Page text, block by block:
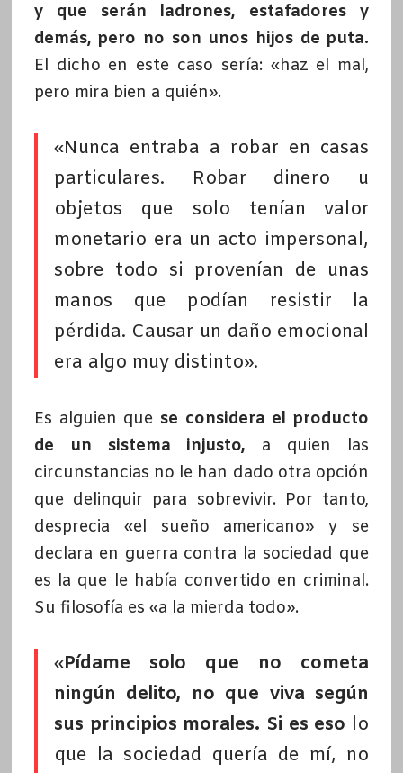
y que serán ladrones, estafadores y
demás, pero no son unos hijos de puta.
El dicho en este caso sería: «haz el mal,
pero mira bien a quién».
«Nunca entraba a robar en casas
particulares. Robar dinero u
objetos que solo tenían valor
monetario era un acto impersonal,
sobre todo si provenían de unas
manos que podían resistir la
pérdida. Causar un daño emocional
era algo muy distinto».
Es alguien que se considera el producto
de un sistema injusto, a quien las
circunstancias no le han dado otra opción
que delinquir para sobrevivir. Por tanto,
desprecia «el sueño americano» y se
declara en guerra contra la sociedad que
es la que le había convertido en criminal.
Su filosofía es «a la mierda todo».
«Pídame solo que no cometa
ningún delito, no que viva según
sus principios morales. Si es eso lo
que la sociedad quería de mí, no